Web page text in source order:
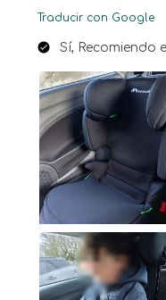
Traducir con Google
Sí, Recomiendo